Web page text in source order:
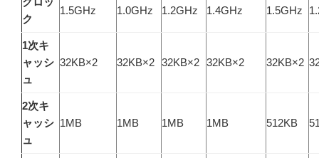
ク
1.5GHz 1.0GHz 1.2GHz 1.4GHz 1.5GHz
1次キ
ャッシ
ュ
32KB×2 32KB×2 32KB×2 32KB×2 32KB×2
2次キ
ャッシ
ュ
1MB 1MB 1MB 1MB 512KB